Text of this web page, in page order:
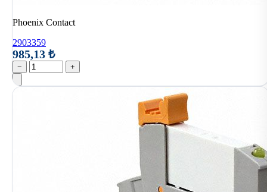
Phoenix Contact
2903359
985,13 ₺
− +